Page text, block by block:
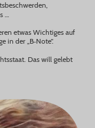
…
etwas Wichtiges auf
in der „B‑Note“.
Das will gelebt